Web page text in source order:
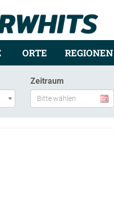
ORTE REGIONEN
Zeitraum